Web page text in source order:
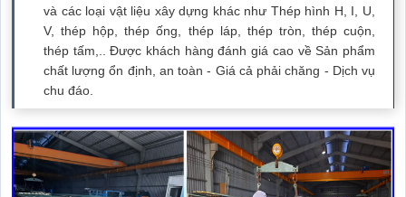
và các loại vật liệu xây dựng khác như Thép hình H, I, U,
V, thép hộp, thép ống, thép láp, thép tròn, thép cuộn,
thép tấm,.. Được khách hàng đánh giá cao về Sản phẩm
chất lượng ổn định, an toàn - Giá cả phải chăng - Dịch vụ
chu đáo.